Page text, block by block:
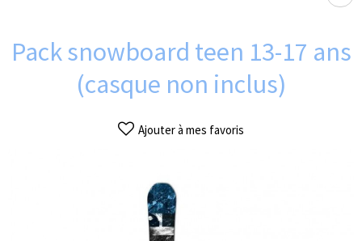
Pack snowboard teen 13-17 ans
(casque non inclus)
Ajouter à mes favoris